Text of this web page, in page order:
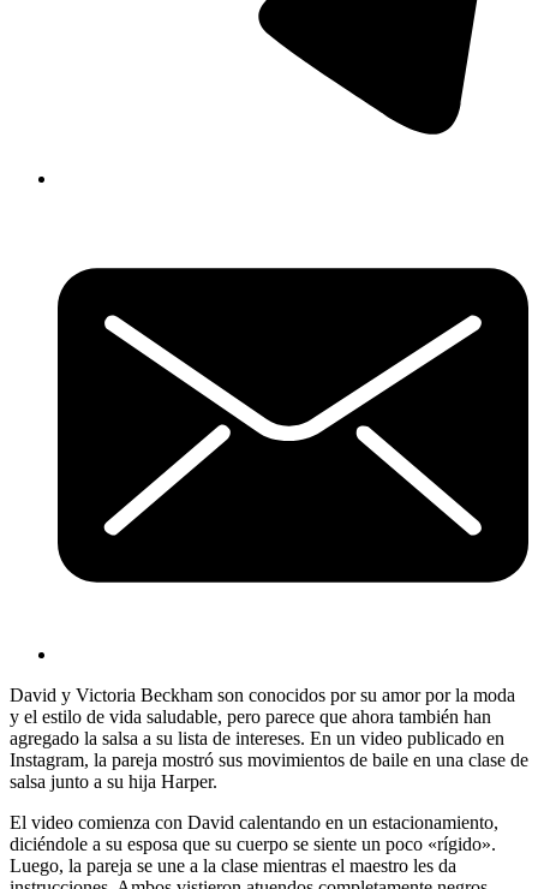
David y Victoria Beckham son conocidos por su amor por la moda
y el estilo de vida saludable, pero parece que ahora también han
agregado la salsa a su lista de intereses. En un video publicado en
Instagram, la pareja mostró sus movimientos de baile en una clase de
salsa junto a su hija Harper.
El video comienza con David calentando en un estacionamiento,
diciéndole a su esposa que su cuerpo se siente un poco «rígido».
Luego, la pareja se une a la clase mientras el maestro les da